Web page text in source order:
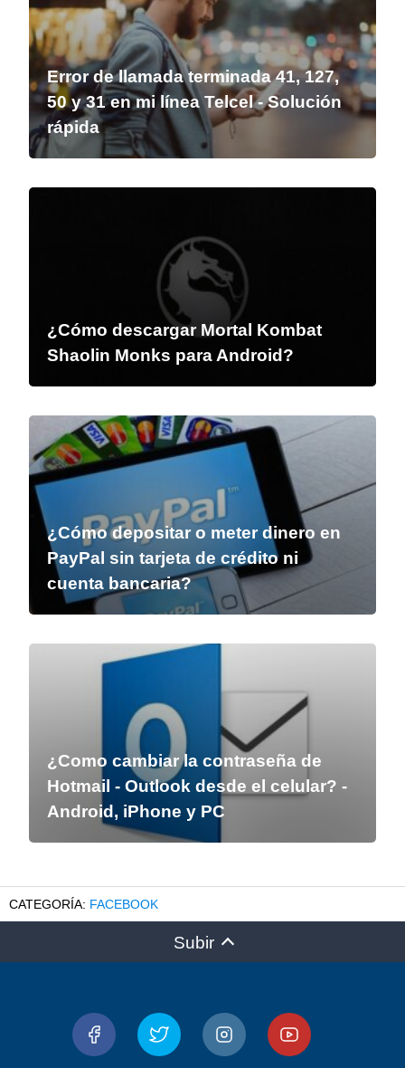
Error de llamada terminada 41, 127,
50 y 31 en mi línea Telcel - Solución
rápida
¿Cómo descargar Mortal Kombat
Shaolin Monks para Android?
¿Cómo depositar o meter dinero en
PayPal sin tarjeta de crédito ni
cuenta bancaria?
¿Como cambiar la contraseña de
Hotmail - Outlook desde el celular? -
Android, iPhone y PC
FACEBOOK
Subir